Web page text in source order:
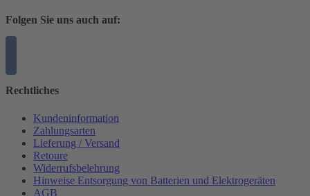
Folgen Sie uns auch auf:
Rechtliches
Kundeninformation
Zahlungsarten
Lieferung / Versand
Retoure
Widerrufsbelehrung
Hinweise Entsorgung von Batterien und Elektrogeräten
AGB